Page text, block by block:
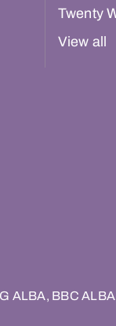
Twenty
View all
ALBA, BBC